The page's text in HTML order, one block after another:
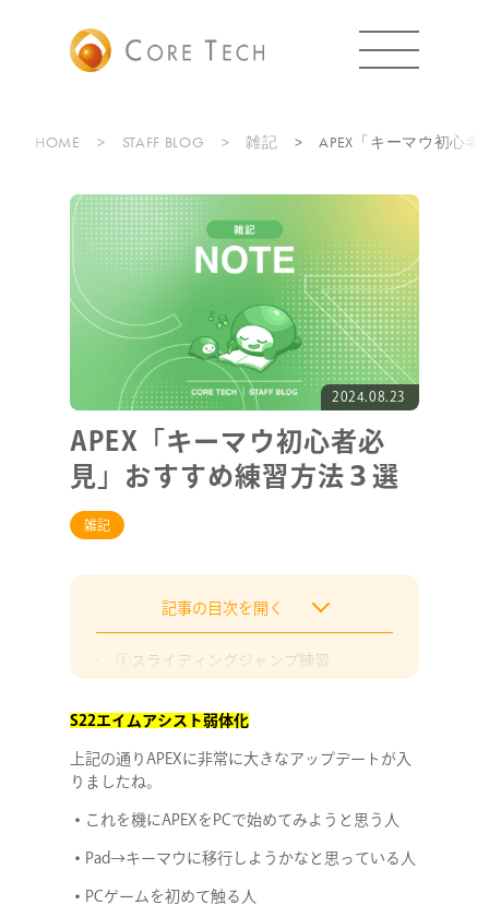
HOME STAFF BLOG 雑記 APEX「キーマウ初心
2024.08.23
APEX「キーマウ初心者必
見」おすすめ練習方法３選
雑記
記事の目次を開く
①スライディングジャンプ練習
③エアストレイフ練習
さていかがだったでしょうか？
S22エイムアシスト弱体化
上記の通りAPEXに非常に大きなアップデートが入
りましたね。
・ これを機にAPEXをPCで始めてみようと思う人
・ Pad→キーマウに移行しようかなと思っている人
・ PCゲームを初めて触る人